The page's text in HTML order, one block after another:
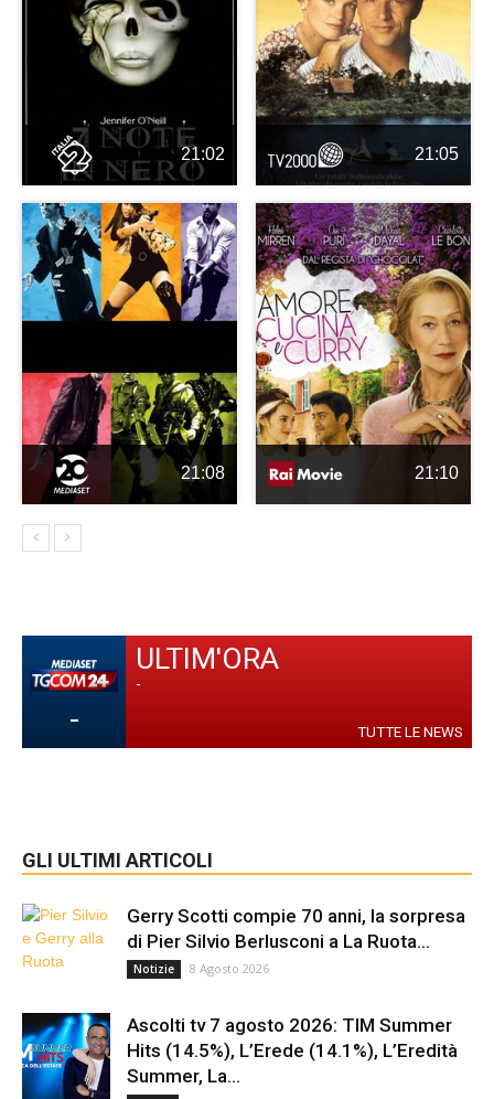
21:02 21:05
21:08 21:10
-
ULTIM'ORA
-
TUTTE LE NEWS
GLI ULTIMI ARTICOLI
Gerry Scotti compie 70 anni, la sorpresa
di Pier Silvio Berlusconi a La Ruota...
Notizie 8 Agosto 2026
Ascolti tv 7 agosto 2026: TIM Summer
Hits (14.5%), L’Erede (14.1%), L’Eredità
Summer, La...